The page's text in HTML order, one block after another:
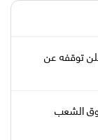
توقفه عن
الشعب